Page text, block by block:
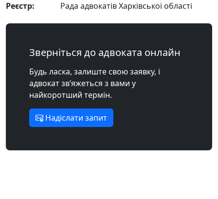
Реєстр:
Рада адвокатів Харківської області
Зверніться до адвоката онлайн
Будь ласка, залиште свою заявку, і
адвокат зв’яжеться з вами у
найкоротший термін.
Надіслати запит